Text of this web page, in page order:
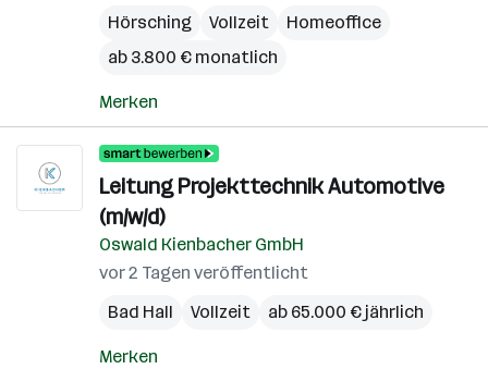
Hörsching
Vollzeit
Homeoffice
ab 3.800 € monatlich
Merken
Leitung Projekttechnik Automotive
(m/w/d)
Oswald Kienbacher GmbH
vor 2 Tagen veröffentlicht
Bad Hall
Vollzeit ab 65.000 € jährlich
Merken